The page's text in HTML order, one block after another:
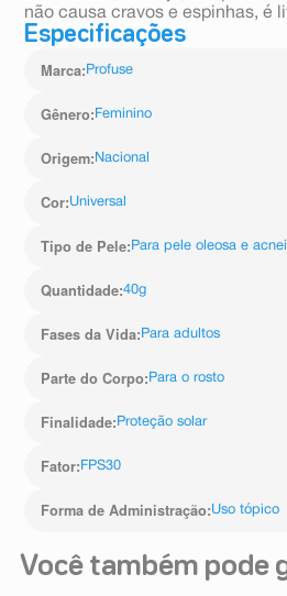
não causa cravos e espinhas, é
Especificações
Marca: Profuse
Gênero: Feminino
Origem: Nacional
Cor:Universal
Tipo de Pele: Para pele oleosa e
Quantidade:40g
Fases da Vida: Para adultos
Parte do Corpo: Para o rosto
Finalidade: Proteção solar
Fator: FPS30
Forma de Administração:Uso tópico
Você também pode